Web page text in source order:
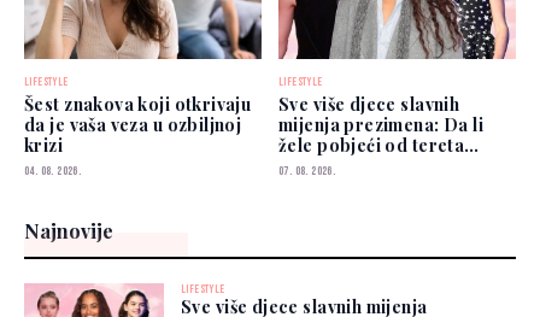
LIFESTYLE
Šest znakova koji otkrivaju
da je vaša veza u ozbiljnoj
krizi
04. 08. 2026.
LIFESTYLE
Sve više djece slavnih
mijenja prezimena: Da li
žele pobjeći od tereta
poznatih roditelja?
07. 08. 2026.
Najnovije
LIFESTYLE
Sve više djece slavnih mijenja